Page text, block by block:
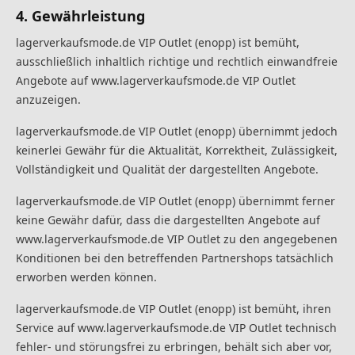
4. Gewährleistung
lagerverkaufsmode.de VIP Outlet (enopp) ist bemüht,
ausschließlich inhaltlich richtige und rechtlich einwandfreie
Angebote auf www.lagerverkaufsmode.de VIP Outlet
anzuzeigen.
lagerverkaufsmode.de VIP Outlet (enopp) übernimmt jedoch
keinerlei Gewähr für die Aktualität, Korrektheit, Zulässigkeit,
Vollständigkeit und Qualität der dargestellten Angebote.
lagerverkaufsmode.de VIP Outlet (enopp) übernimmt ferner
keine Gewähr dafür, dass die dargestellten Angebote auf
www.lagerverkaufsmode.de VIP Outlet zu den angegebenen
Konditionen bei den betreffenden Partnershops tatsächlich
erworben werden können.
lagerverkaufsmode.de VIP Outlet (enopp) ist bemüht, ihren
Service auf www.lagerverkaufsmode.de VIP Outlet technisch
fehler- und störungsfrei zu erbringen, behält sich aber vor,